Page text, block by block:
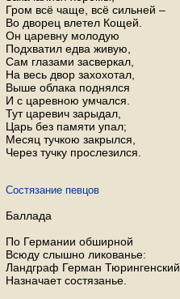
Гром всё чаще, всё сильней –
Во дворец влетел Кощей.
Он царевну молодую
Подхватил едва живую,
Сам глазами засверкал,
На весь двор захохотал,
Выше облака поднялся
И с царевною умчался.
Тут царевич зарыдал,
Царь без памяти упал;
Месяц тучкою закрылся,
Через тучку прослезился.
Состязание певцов
Баллада
По Германии обширной
Всюду слышно ликованье:
Ландграф Герман Тюрингенский
Назначает состязанье.